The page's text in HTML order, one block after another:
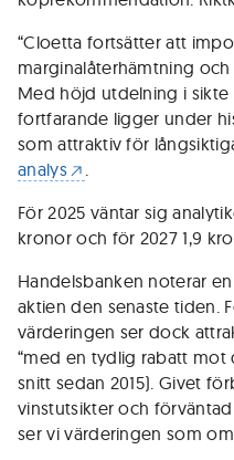
“Cloetta fortsätter att
marginalåterhämtning
Med höjd utdelning i
fortfarande ligger under
som attraktiv för
analys
.
För 2025 väntar sig
kronor och för 2027 1,9
Handelsbanken noterar
aktien den senaste tiden.
värderingen ser dock
“med en tydlig rabatt mot
snitt sedan 2015). Givet
vinstutsikter och
ser vi värderingen som